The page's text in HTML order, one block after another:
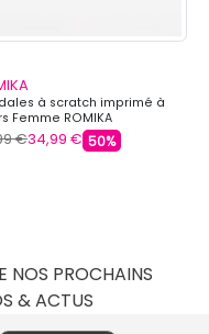
à scratch imprimé à
Femme ROMIKA
€34,99 € 50%
NOS PROCHAINS
& ACTUS